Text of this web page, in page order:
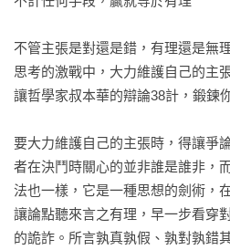
不管主張是對還是錯，有理還是無
思考的激戰中，大力維護自己的主
讓哲學家叔本華的辯論38計，鍛鍊
要大力維護自己的主張時，得讓爭
者在決鬥時關心的並非誰是誰非，
法也一樣，它是一種思想的劍術，
讓論點聽來言之有理，早一步看穿
的詭詐。所言孰真孰假、孰對孰錯